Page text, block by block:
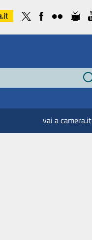
vai a camera.it